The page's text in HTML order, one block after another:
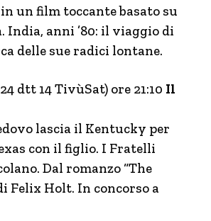
un film toccante basato su
India, anni ’80: il viaggio di
delle sue radici lontane.
dtt 14 TivùSat) ore 21:10 Il
lascia il Kentucky per
con il figlio. I Fratelli
Dal romanzo “The
Felix Holt. In concorso a